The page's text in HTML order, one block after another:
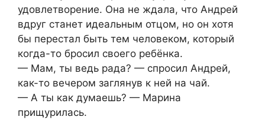
удовлетворение. Она не ждала, что Андрей
вдруг станет идеальным отцом, но он хотя
бы перестал быть тем человеком, который
когда-то бросил своего ребёнка.
— Мам, ты ведь рада? — спросил Андрей,
как-то вечером заглянув к ней на чай.
— А ты как думаешь? — Марина
прищурилась.